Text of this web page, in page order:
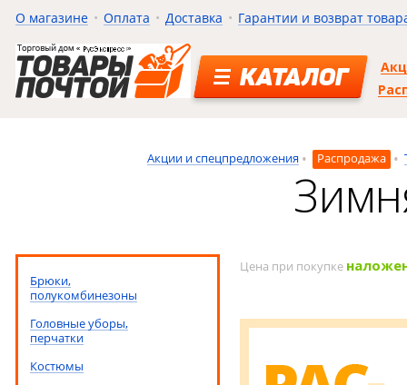
О магазине Оплата Доставка Гарантии и возврат
КАТАЛОГ
Акции и спецпредложения Распродажа
Брюки,
полукомбинезоны
Головные уборы,
перчатки
Костюмы
Цена при покупке